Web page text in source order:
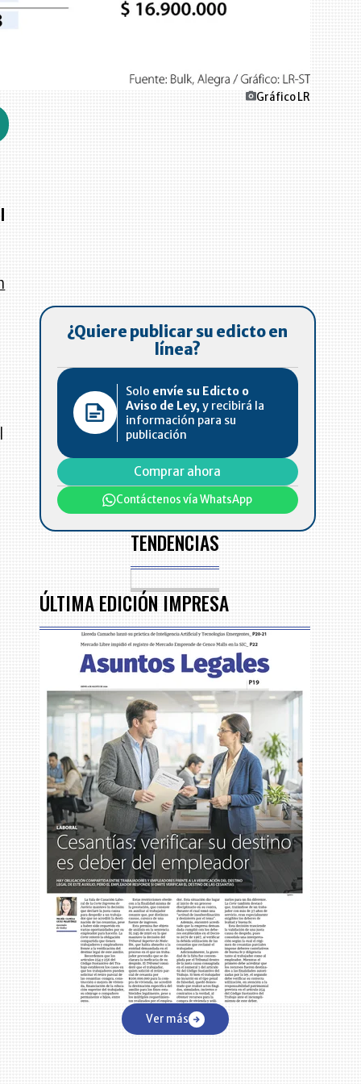
Gráfico LR
¿Quiere publicar su edicto en
línea?
Solo envíe su Edicto o
Aviso de Ley, y recibirá la
información para su
publicación
Comprar ahora
Contáctenos vía WhatsApp
TENDENCIAS
ÚLTIMA EDICIÓN IMPRESA
Ver más